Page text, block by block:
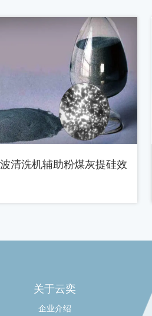
清洗机辅助粉煤灰提硅效
关于云奕
企业介绍